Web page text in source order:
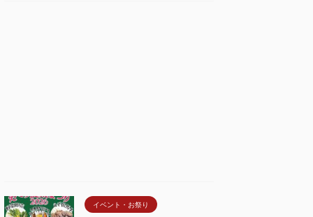
イベント・お祭り